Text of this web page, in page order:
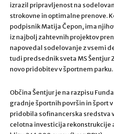
izrazil pripravljenost na
strokovne in optimalne prenove.
podpisnik Matija Čepon, ima
iz najbolj zahtevnih projektov
napovedal sodelovanje z vsemi
tudi predsednik sveta MS Šentjur
novo pridobitev v športnem parku.
Občina Šentjur je na razpisu
gradnje športnih površin in šport
pridobila sofinancerska sredstva
celotna investicija rekonstrukcije